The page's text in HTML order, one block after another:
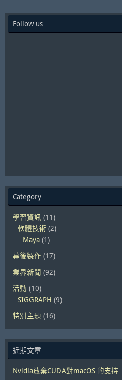
Follow us
Category
學習資訊 (11)
軟體技術 (2)
Maya (1)
幕後製作 (17)
業界新聞 (92)
活動 (10)
SIGGRAPH (9)
特別主題 (16)
近期文章
Nvidia放棄CUDA對macOS 的支持